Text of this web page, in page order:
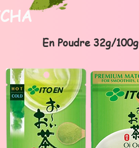
En Poudre 32g/100g